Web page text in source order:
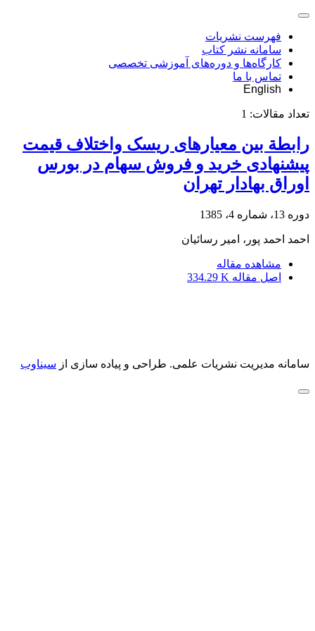
فهرست نشریات
سامانه نشر کتاب
کارگاه‌ها و دوره‌های آموزشی تخصصی
تماس با ما
English
تعداد مقالات: 1
رابطة بین معیارهای ریسک واختلاف قیمت
پیشنهادی خرید و فروش سهام در بورس
اوراق بهادار تهران
دوره 13، شماره 4، 1385
احمد احمد پور، امیر رسائیان
مشاهده مقاله
اصل مقاله 334.29 K
سامانه مدیریت نشریات علمی. طراحی و پیاده سازی از سیناوب